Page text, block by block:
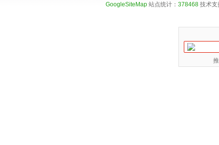
GoogleSiteMap 站点统计： 378468 技术支